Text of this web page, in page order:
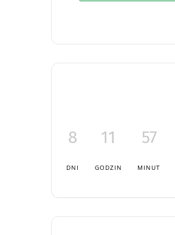
8
DNI
11
GODZIN
57
MINUT